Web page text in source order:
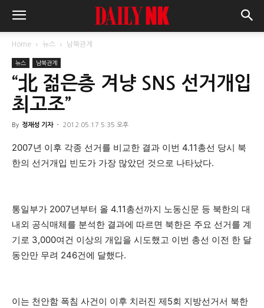
Home 뉴스 남북관계
뉴스 남북관계
“北 젊은층 겨냥 SNS 선거개입
최고조”
By 정재성 기자 - 2012.05.17 5:35 오후
2007년 이후 각종 선거를 비교한 결과 이번 4.11총선 당시 북
한의 선거개입 빈도가 가장 많았던 것으로 나타났다.
통일부가 2007년부터 올 4.11총선까지 노동신문 등 북한의 대
내외 공식매체를 분석한 결과에 따르면 북한은 주요 선거를 계
기로 3,000여건 이상의 개입을 시도했고 이번 총선 이전 한 달
동안만 무려 246건에 달했다.
이는 천안함 폭침 사건이 이후 치러진 제5회 지방선거서 북한